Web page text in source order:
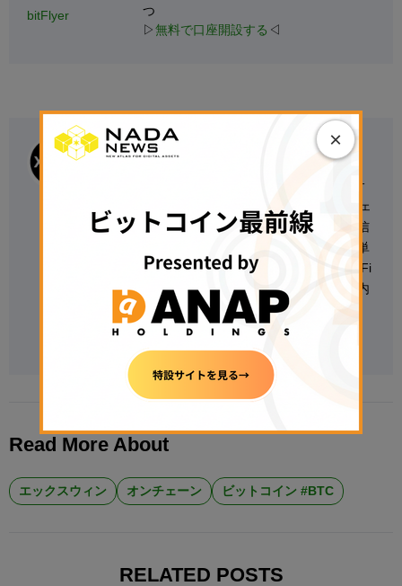
bitFlyer
つ
▷無料で口座開設する ◁
エックスウィン
エックスウィンは、日本発のWeb3・暗号資産リサ
ーチ組織。DeFi運用、ステーブルコイン、オンチェ
ーンデータ分析を軸に、実務に基づいた知見を発信
している。自社プラットフォーム上では、BTCの単
純保有を上回る運用リターンの創出を目指す「DeFi
ファンド」を展開し、その実践知見を背景に、国内
外の規制動向や市場トレンドを解説。
Follow @FumihiroArasawa on X
Read More About
エックスウィン オンチェーン ビットコイン #BTC
RELATED POSTS
×